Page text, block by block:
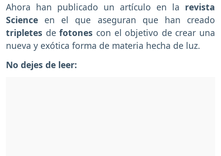
Ahora han publicado un artículo en la revista
Science en el que aseguran que han creado
tripletes defotones con el objetivo de crear una
nueva y exótica forma de materia hecha de luz.
No dejes de leer: